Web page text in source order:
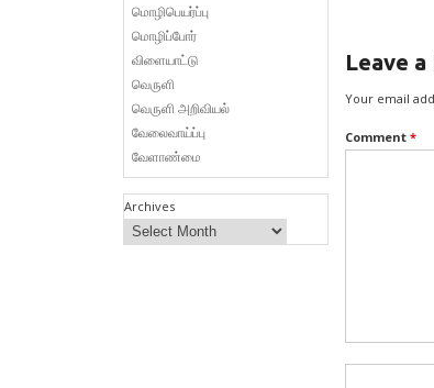
Leave a
Your email
Comment *
மொழிபெயர்ப்பு
மொழிப்போர்
விளையாட்டு
வெருளி
வெருளி அறிவியல்
வேலைவாய்ப்பு
வேளாண்மை
Archives